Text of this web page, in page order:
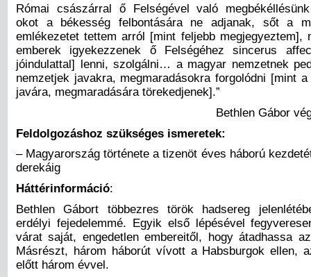
Római császárral ő Felségével való
okot a békesség felbontására ne adjanak, sőt a
emlékezetet tettem arról [mint feljebb megjegyeztem],
emberek igyekezzenek ő Felségéhez sincerus
jóindulattal] lenni, szolgálni… a magyar nemzetnek
nemzetjek javakra, megmaradásokra forgolódni [mint
javára, megmaradására törekedjenek].”
Bethlen Gábor
Feldolgozáshoz szükséges ismeretek:
– Magyarország története a tizenöt éves háború
derekáig
Háttérinformáció:
Bethlen Gábort többezres török hadsereg
erdélyi fejedelemmé. Egyik első lépésével
várat saját, engedetlen embereitől, hogy átadhassa
Másrészt, három háborút vívott a Habsburgok ellen,
előtt három évvel.